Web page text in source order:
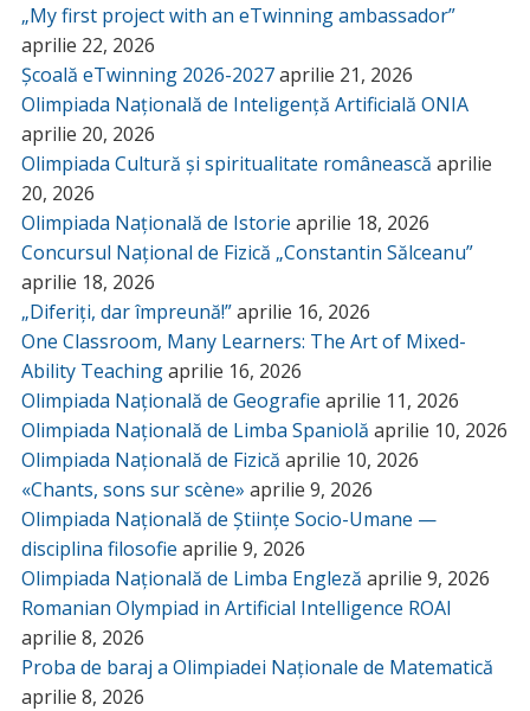
„My first project with an eTwinning ambassador”
aprilie 22, 2026
Școală eTwinning 2026-2027aprilie 21, 2026
Olimpiada Națională de Inteligență Artificială ONIA
aprilie 20, 2026
Olimpiada Cultură și spiritualitate românească aprilie
20, 2026
Olimpiada Națională de Istorie aprilie 18, 2026
Concursul Național de Fizică „Constantin Sălceanu”
aprilie 18, 2026
„Diferiți, dar împreună!”aprilie 16, 2026
One Classroom, Many Learners: The Art of Mixed-
Ability Teachingaprilie 16, 2026
Olimpiada Națională de Geografie aprilie 11, 2026
Olimpiada Națională de Limba Spaniolă aprilie 10, 2026
Olimpiada Națională de Fizică aprilie 10, 2026
«Chants, sons sur scène» aprilie 9, 2026
Olimpiada Națională de Științe Socio-Umane —
disciplina filosofie aprilie 9, 2026
Olimpiada Națională de Limba Engleză aprilie 9, 2026
Romanian Olympiad in Artificial Intelligence ROAI
aprilie 8, 2026
Proba de baraj a Olimpiadei Naționale de Matematică
aprilie 8, 2026